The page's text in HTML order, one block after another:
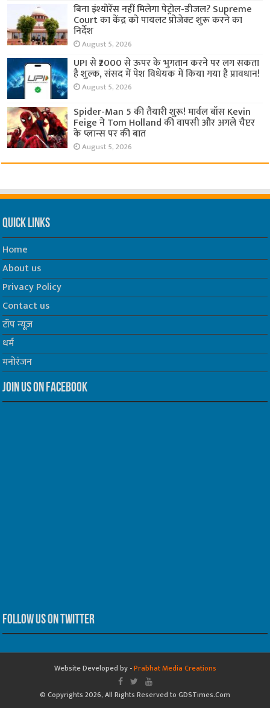
बिना इंश्योरेंस नहीं मिलेगा पेट्रोल-डीजल? Supreme
Court का केंद्र को पायलट प्रोजेक्ट शुरू करने का
निर्देश
August 5, 2026
UPI से ₹2000 से ऊपर के भुगतान करने पर लग सकता
है शुल्क, संसद में पेश विधेयक में किया गया है प्रावधान!
August 5, 2026
Spider-Man 5 की तैयारी शुरू! मार्वल बॉस Kevin
Feige ने Tom Holland की वापसी और अगले चैप्टर
के प्लान्स पर की बात
August 5, 2026
Quick Links
Home
About us
Privacy Policy
Contact us
टॉप न्यूज़
धर्म
मनोरंजन
Join us on Facebook
Follow us on Twitter
Website Developed by -Prabhat Media Creations
© Copyrights 2026, All Rights Reserved to GDSTimes.Com